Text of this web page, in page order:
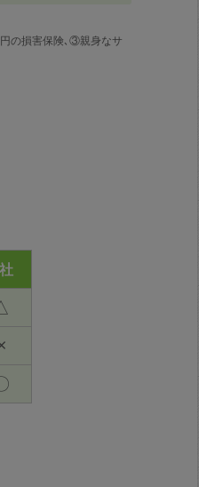
の損害保険､③親身なサ